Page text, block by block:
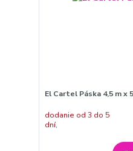
El Cartel Páska 4,5 m x
dodanie od 3 do 5
dní,